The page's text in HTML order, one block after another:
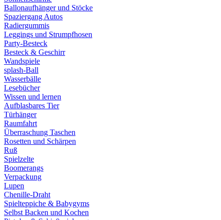
Ballonaufhänger und Stöcke
Spaziergang Autos
Radiergummis
Leggings und Strumpfhosen
Party-Besteck
Besteck & Geschirr
Wandspiele
splash-Ball
Wasserbälle
Lesebücher
Wissen und lernen
Aufblasbares Tier
Türhänger
Raumfahrt
Überraschung Taschen
Rosetten und Schärpen
Ruß
Spielzelte
Boomerangs
Verpackung
Lupen
Chenille-Draht
Spielteppiche & Babygyms
Selbst Backen und Kochen